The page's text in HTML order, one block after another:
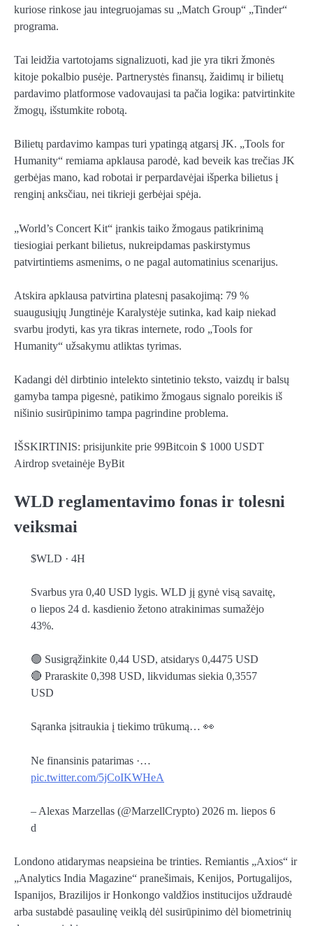
kuriose rinkose jau integruojamas su „Match Group“ „Tinder“
programa.
Tai leidžia vartotojams signalizuoti, kad jie yra tikri žmonės
kitoje pokalbio pusėje. Partnerystės finansų, žaidimų ir bilietų
pardavimo platformose vadovaujasi ta pačia logika: patvirtinkite
žmogų, išstumkite robotą.
Bilietų pardavimo kampas turi ypatingą atgarsį JK. „Tools for
Humanity“ remiama apklausa parodė, kad beveik kas trečias JK
gerbėjas mano, kad robotai ir perpardavėjai išperka bilietus į
renginį anksčiau, nei tikrieji gerbėjai spėja.
„World’s Concert Kit“ įrankis taiko žmogaus patikrinimą
tiesiogiai perkant bilietus, nukreipdamas paskirstymus
patvirtintiems asmenims, o ne pagal automatinius scenarijus.
Atskira apklausa patvirtina platesnį pasakojimą: 79 %
suaugusiųjų Jungtinėje Karalystėje sutinka, kad kaip niekad
svarbu įrodyti, kas yra tikras internete, rodo „Tools for
Humanity“ užsakymu atliktas tyrimas.
Kadangi dėl dirbtinio intelekto sintetinio teksto, vaizdų ir balsų
gamyba tampa pigesnė, patikimo žmogaus signalo poreikis iš
nišinio susirūpinimo tampa pagrindine problema.
IŠSKIRTINIS: prisijunkite prie 99Bitcoin $ 1000 USDT
Airdrop svetainėje ByBit
WLD reglamentavimo fonas ir tolesni
veiksmai
$WLD · 4H
Svarbus yra 0,40 USD lygis. WLD jį gynė visą savaitę,
o liepos 24 d. kasdienio žetono atrakinimas sumažėjo
43%.
🟢 Susigrąžinkite 0,44 USD, atsidarys 0,4475 USD
🔴 Praraskite 0,398 USD, likvidumas siekia 0,3557
USD
Sąranka įsitraukia į tiekimo trūkumą… 👀
Ne finansinis patarimas ·…
pic.twitter.com/5jCoIKWHeA
– Alexas Marzellas (@MarzellCrypto) 2026 m. liepos 6
d
Londono atidarymas neapsieina be trinties. Remiantis „Axios“ ir
„Analytics India Magazine“ pranešimais, Kenijos, Portugalijos,
Ispanijos, Brazilijos ir Honkongo valdžios institucijos uždraudė
arba sustabdė pasaulinę veiklą dėl susirūpinimo dėl biometrinių